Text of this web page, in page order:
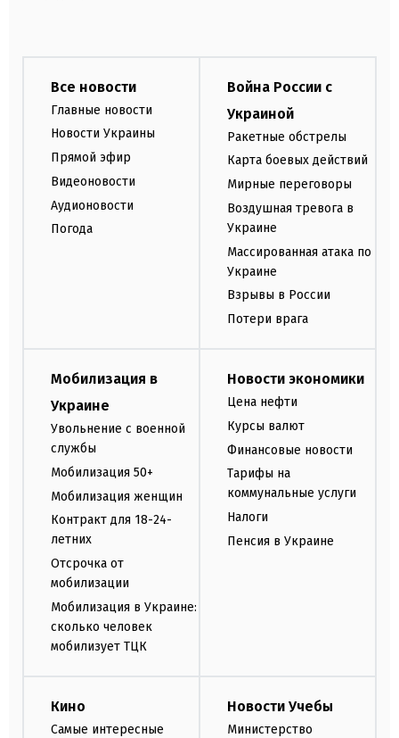
Все новости
Главные новости
Новости Украины
Прямой эфир
Видеоновости
Аудионовости
Погода
Война России с
Украиной
Ракетные обстрелы
Карта боевых действий
Мирные переговоры
Воздушная тревога в
Украине
Массированная атака по
Украине
Взрывы в России
Потери врага
Мобилизация в
Украине
Увольнение с военной
службы
Мобилизация 50+
Мобилизация женщин
Контракт для 18-24-
летних
Отсрочка от
мобилизации
Мобилизация в Украине:
сколько человек
мобилизует ТЦК
Новости экономики
Цена нефти
Курсы валют
Финансовые новости
Тарифы на
коммунальные услуги
Налоги
Пенсия в Украине
Кино
Самые интересные
Новости Учебы
Министерство